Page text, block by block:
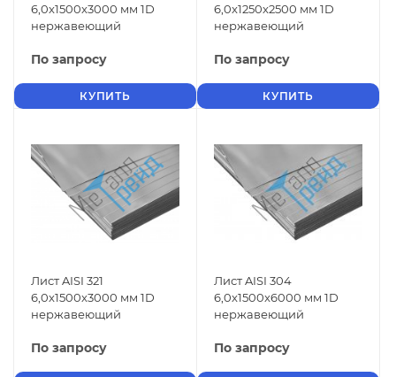
6,0x1500x3000 мм 1D
нержавеющий
По запросу
КУПИТЬ
6,0x1250x2500 мм 1D
нержавеющий
По запросу
КУПИТЬ
Лист AISI 321
6,0x1500x3000 мм 1D
нержавеющий
По запросу
Лист AISI 304
6,0x1500x6000 мм 1D
нержавеющий
По запросу